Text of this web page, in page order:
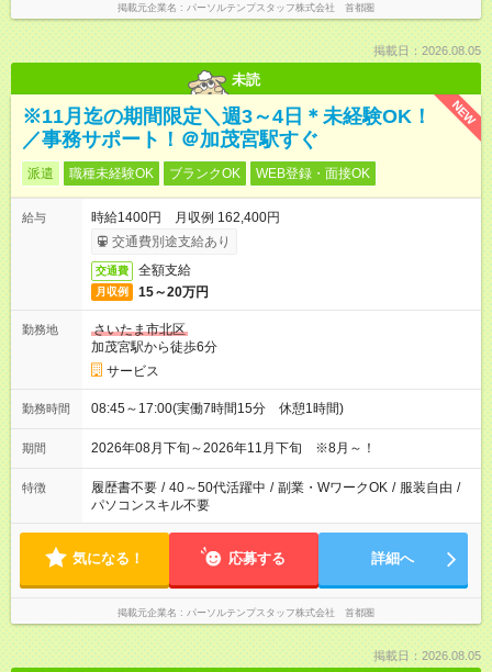
掲載元企業名 パーソルテンプスタッフ株式会社 首都圏
掲載日：2026.08.05
未読
NEW
※11月迄の期間限定＼週3～4日＊未経験OK！
／事務サポート！＠加茂宮駅すぐ
派遣 職種未経験OK ブランクOK WEB登録・面接OK
給与
時給1400円 月収例 162,400円
交通費別途支給あり
交通費 全額支給
月収例 15～20万円
勤務地
さいたま市北区
加茂宮駅から徒歩6分
サービス
勤務時間 08:45～17:00(実働7時間15分 休憩1時間)
期間 2026年08月下旬～2026年11月下旬 ※8月～！
特徴 履歴書不要 / 40～50代活躍中 / 副業・WワークOK / 服装自由 /
パソコンスキル不要
気になる！ 応募する 詳細へ
掲載元企業名 パーソルテンプスタッフ株式会社 首都圏
掲載日：2026.08.05